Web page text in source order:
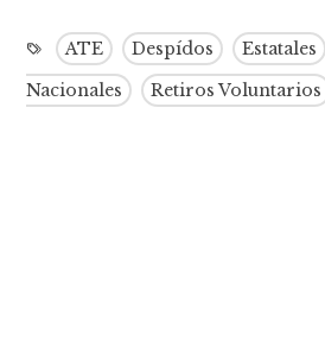
ATE Despídos Estatales
Nacionales
Retiros Voluntarios